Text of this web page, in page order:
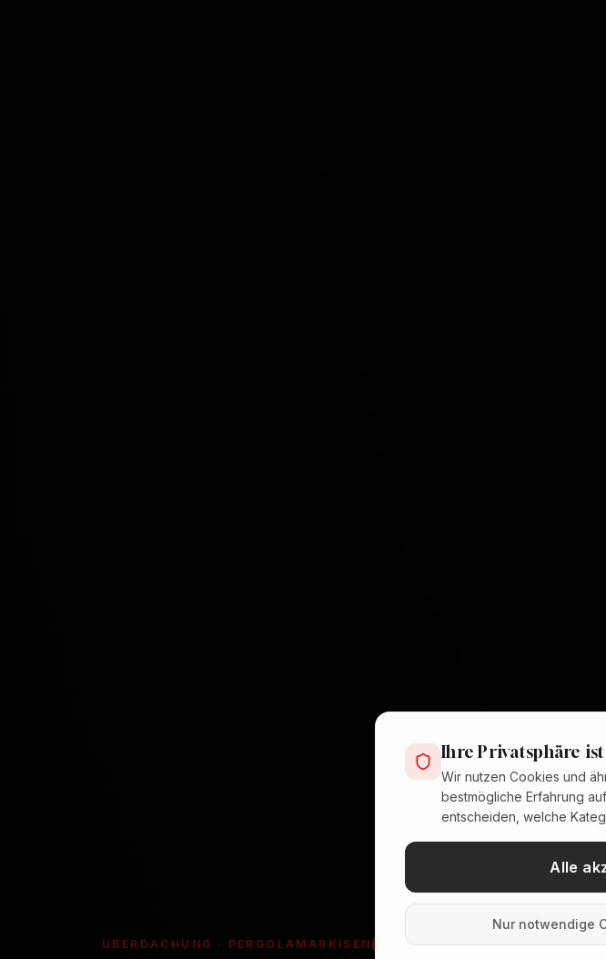
ÜBERDACHUNG · PERGOLAMARKISEN EIGENE MONTEURE · WIEN
Ihre Privatsphäre
Wir nutzen Cookies und
bestmögliche Erfahrung
entscheiden, welche
Alle
Nur notwendige